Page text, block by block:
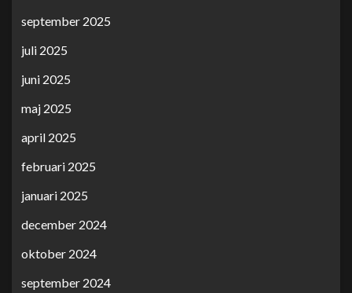
september 2025
juli 2025
juni 2025
maj 2025
april 2025
februari 2025
januari 2025
december 2024
oktober 2024
september 2024